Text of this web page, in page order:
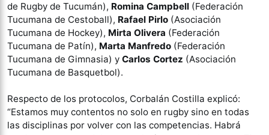
de Rugby de Tucumán), Romina Campbell (Federación
Tucumana de Cestoball), Rafael Pirlo (Asociación
Tucumana de Hockey), Mirta Olivera (Federación
Tucumana de Patín), Marta Manfredo (Federación
Tucumana de Gimnasia) y Carlos Cortez (Asociación
Tucumana de Basquetbol).
Respecto de los protocolos, Corbalán Costilla explicó:
“Estamos muy contentos no solo en rugby sino en todas
las disciplinas por volver con las competencias. Habrá